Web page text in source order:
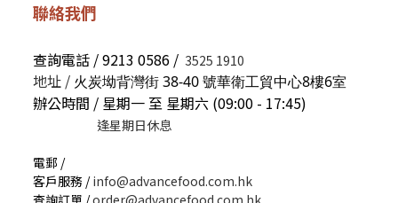
聯絡我們
查詢電話 / 9213 0586 / 3525 1910
地址 / 火炭坳背灣街 38-40 號華衛工貿中心8樓6室
辦公時間 / 星期一 至 星期六 (09:00 - 17:45)
逢星期日休息
電郵 /
客戶服務 /info@advancefood.com.hk
查詢訂單 /order@advancefood.com.hk